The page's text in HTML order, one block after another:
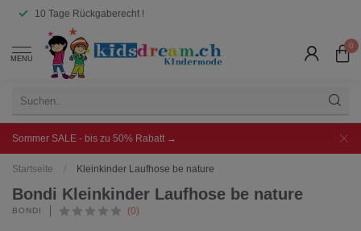
10 Tage Rückgaberecht !
MENU
0
Sommer SALE - bis zu 50% Rabatt →
Startseite / Kleinkinder Laufhose be nature
Bondi Kleinkinder Laufhose be nature
BONDI (0)